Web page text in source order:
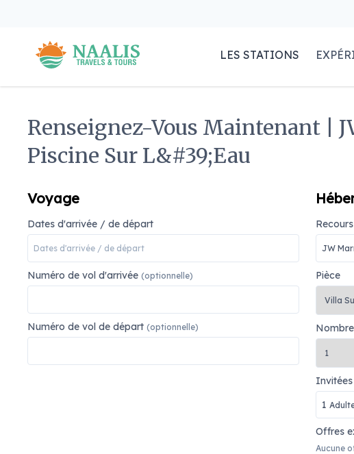
LES STATIONS
Renseignez-Vous Maintenant |
Piscine Sur L&#39;eau
Voyage
Dates d'arrivée / de départ
Numéro de vol d'arrivée (optionnelle)
Numéro de vol de départ (optionnelle)
Recours
Pièce
Invitées
1
Offres
Aucune